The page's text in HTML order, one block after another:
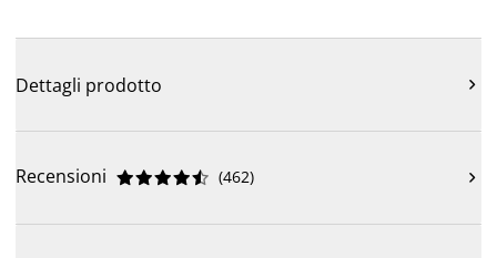
Dettagli prodotto 
Recensioni 




 (462) 